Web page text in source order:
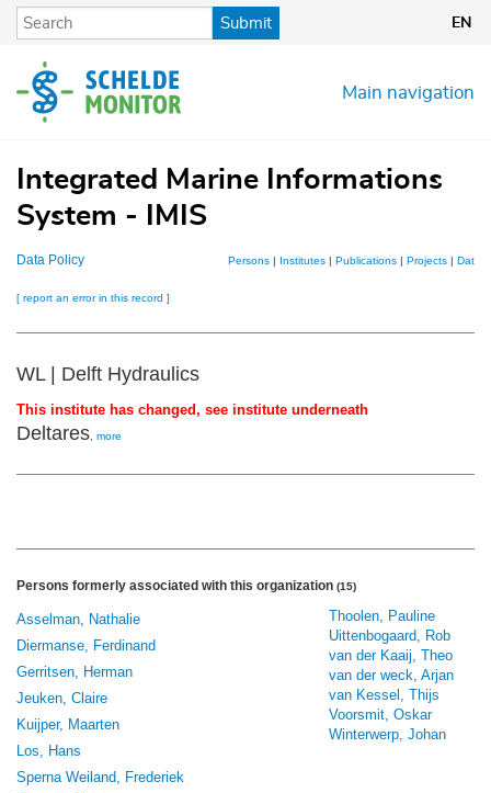
Skip
content
Submit EN
Main navigation
Integrated Marine Informations
System - IMIS
Data Policy Persons | Institutes | Publications | Projects |
[ report an error in this record ]
WL | Delft Hydraulics
This institute has changed, see institute underneath
Deltares more
Persons formerly associated with this organization (15)
Asselman, Nathalie
Diermanse, Ferdinand
Gerritsen, Herman
Jeuken, Claire
Kuijper, Maarten
Los, Hans
Sperna Weiland, Frederiek
Thoolen, Pauline
Uittenbogaard, Rob
van der Kaaij, Theo
van der weck, Arjan
van Kessel, Thijs
Voorsmit, Oskar
Winterwerp, Johan